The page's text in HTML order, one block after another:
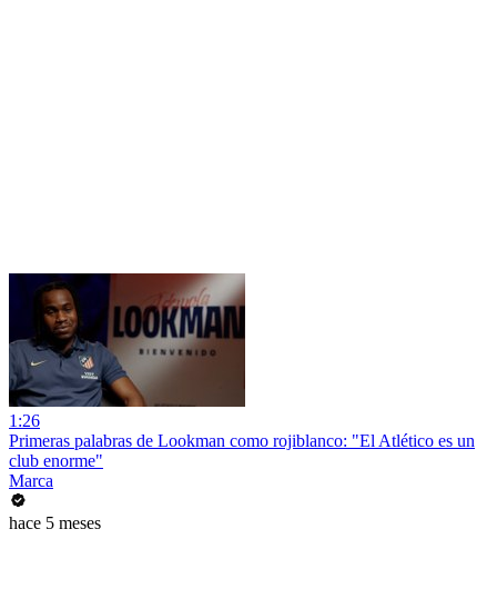
1:26
Primeras palabras de Lookman como rojiblanco: "El Atlético es un
club enorme"
Marca
hace 5 meses